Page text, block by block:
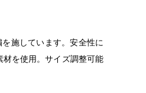
施しています。安全性に
を使用。サイズ調整可能